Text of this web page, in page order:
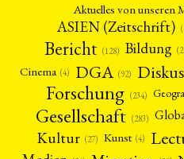
Aktuelles von unseren
ASIEN (Zeitschrift)
Bericht (128) Bildung
Cinema (4) DGA (92)
Forschung (234)
Gesellschaft (283)
Kultur (27) Kunst (4)